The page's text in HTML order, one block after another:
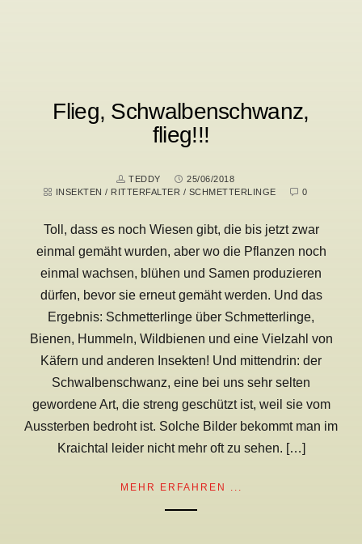
Flieg, Schwalbenschwanz,
flieg!!!
TEDDY
25/06/2018
INSEKTEN / RITTERFALTER / SCHMETTERLINGE 0
Toll, dass es noch Wiesen gibt, die bis jetzt zwar
einmal gemäht wurden, aber wo die Pflanzen noch
einmal wachsen, blühen und Samen produzieren
dürfen, bevor sie erneut gemäht werden. Und das
Ergebnis: Schmetterlinge über Schmetterlinge,
Bienen, Hummeln, Wildbienen und eine Vielzahl von
Käfern und anderen Insekten! Und mittendrin: der
Schwalbenschwanz, eine bei uns sehr selten
gewordene Art, die streng geschützt ist, weil sie vom
Aussterben bedroht ist. Solche Bilder bekommt man im
Kraichtal leider nicht mehr oft zu sehen. […]
MEHR ERFAHREN ...